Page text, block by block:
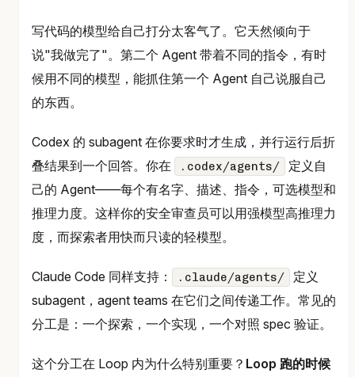
写代码的模型给自己打分太客气了。它天然倾向于
说"我做完了"。第二个 Agent 带着不同的指令，有时
候用不同的模型，能抓住第一个 Agent 自己说服自己
的东西。
Codex 的 subagent 在你要求时才生成，并行运行后折
叠结果到一个回答。你在
.codex/agents/
定义自
己的 Agent——每个有名字、描述、指令，可选模型和
推理力度。这样你的安全审查员可以用强模型高推理力
度，而探索者用快而只读的轻模型。
Claude Code 同样支持： .claude/agents/
定义
subagent，agent teams 在它们之间传递工作。常见的
分工是：一个探索，一个实现，一个对照 spec 验证。
这个分工在 Loop 内为什么特别重要？ Loop 跑的时候